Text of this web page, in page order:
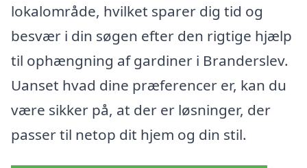
lokalområde, hvilket sparer dig tid og
besvær i din søgen efter den rigtige hjælp
til ophængning af gardiner i Branderslev.
Uanset hvad dine præferencer er, kan du
være sikker på, at der er løsninger, der
passer til netop dit hjem og din stil.